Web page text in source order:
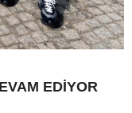
EDİYOR